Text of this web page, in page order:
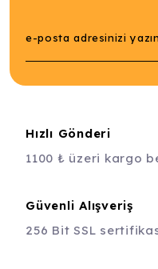
Hızlı Gönderi
1100 ₺ üzeri kargo
Güvenli Alışveriş
256 Bit SSL